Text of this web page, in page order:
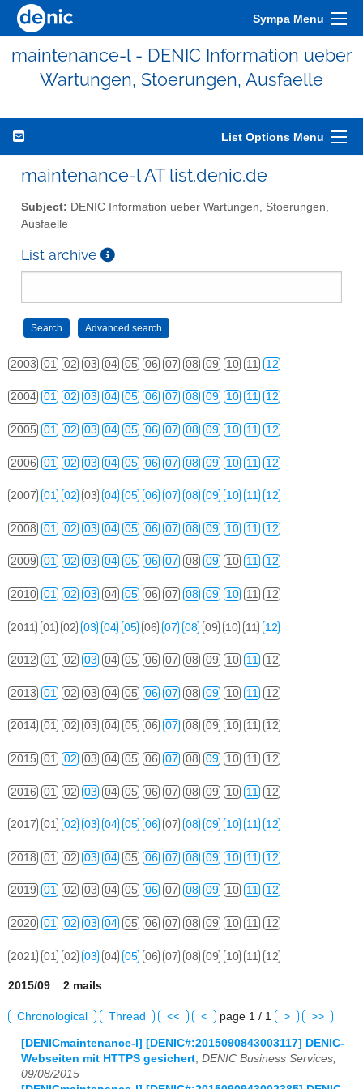
Sympa Menu
maintenance-l - DENIC Information ueber
Wartungen, Stoerungen, Ausfaelle
List Options Menu
maintenance-l AT list.denic.de
Subject: DENIC Information ueber Wartungen, Stoerungen,
Ausfaelle
List archive
2003 01 02 03 04 05 06 07 08 09 10 11 12
2004 01 02 03 04 05 06 07 08 09 10 11 12
2005 01 02 03 04 05 06 07 08 09 10 11 12
2006 01 02 03 04 05 06 07 08 09 10 11 12
2007 01 02 03 04 05 06 07 08 09 10 11 12
2008 01 02 03 04 05 06 07 08 09 10 11 12
2009 01 02 03 04 05 06 07 08 09 10 11 12
2010 01 02 03 04 05 06 07 08 09 10 11 12
2011 01 02 03 04 05 06 07 08 09 10 11 12
2012 01 02 03 04 05 06 07 08 09 10 11 12
2013 01 02 03 04 05 06 07 08 09 10 11 12
2014 01 02 03 04 05 06 07 08 09 10 11 12
2015 01 02 03 04 05 06 07 08 09 10 11 12
2016 01 02 03 04 05 06 07 08 09 10 11 12
2017 01 02 03 04 05 06 07 08 09 10 11 12
2018 01 02 03 04 05 06 07 08 09 10 11 12
2019 01 02 03 04 05 06 07 08 09 10 11 12
2020 01 02 03 04 05 06 07 08 09 10 11 12
2021 01 02 03 04 05 06 07 08 09 10 11 12
2015/09 2 mails
Chronological Thread << < page 1 / 1 > >>
[DENICmaintenance-l] [DENIC#:2015090843003117] DENIC-
Webseiten mit HTTPS gesichert DENIC Business Services,
09/08/2015